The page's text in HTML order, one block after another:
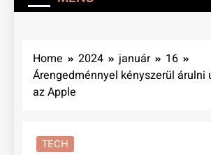
Home 2024 január
16
Árengedménnyel kényszerül
az Apple
TECH